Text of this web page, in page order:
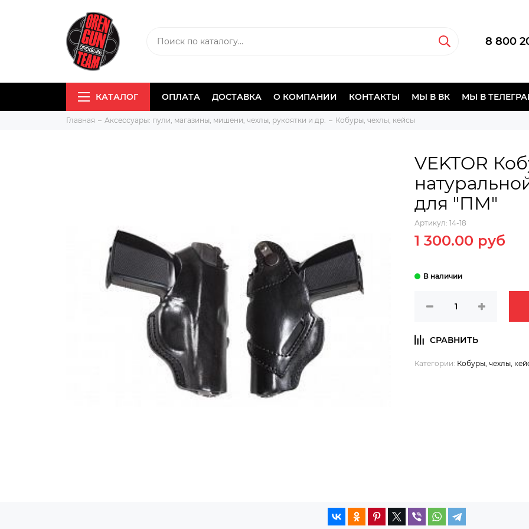
8 800
КАТАЛОГ ОПЛАТА ДОСТАВКА О КОМПАНИИ КОНТАКТЫ МЫ В ВК МЫ В
Главная Аксессуары: пули, магазины, мишени, чехлы, рукоятки и др. Кобуры, чехлы, кейсы
VEKTOR
для "ПМ"
Артикул: 14-18
1 300.00 руб
Категории: Кобуры, чехлы,